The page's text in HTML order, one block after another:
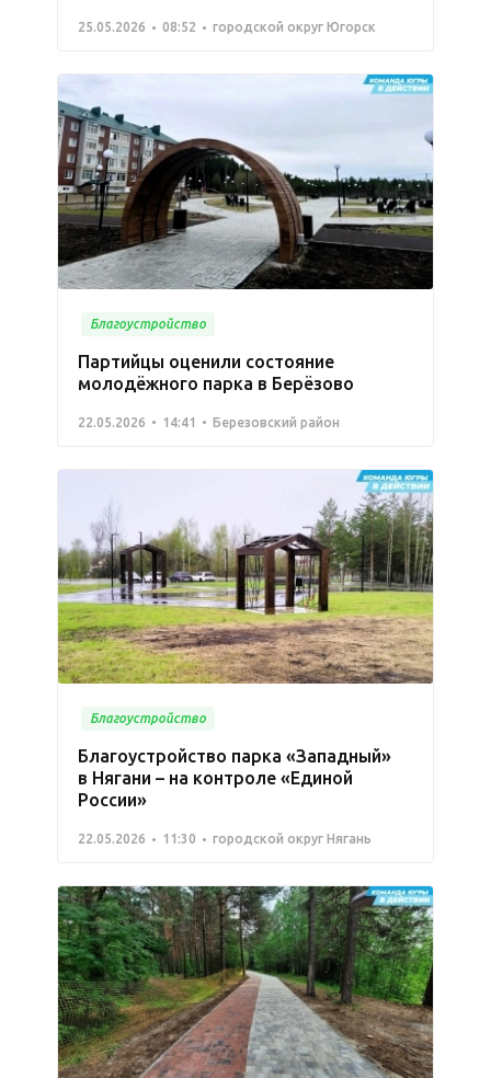
25.05.2026 08:52 городской округ Югорск
Благоустройство
Партийцы оценили состояние
молодёжного парка в Берёзово
22.05.2026 14:41 Березовский район
Благоустройство
Благоустройство парка «Западный»
в Нягани – на контроле «Единой
России»
22.05.2026 11:30 городской округ Нягань